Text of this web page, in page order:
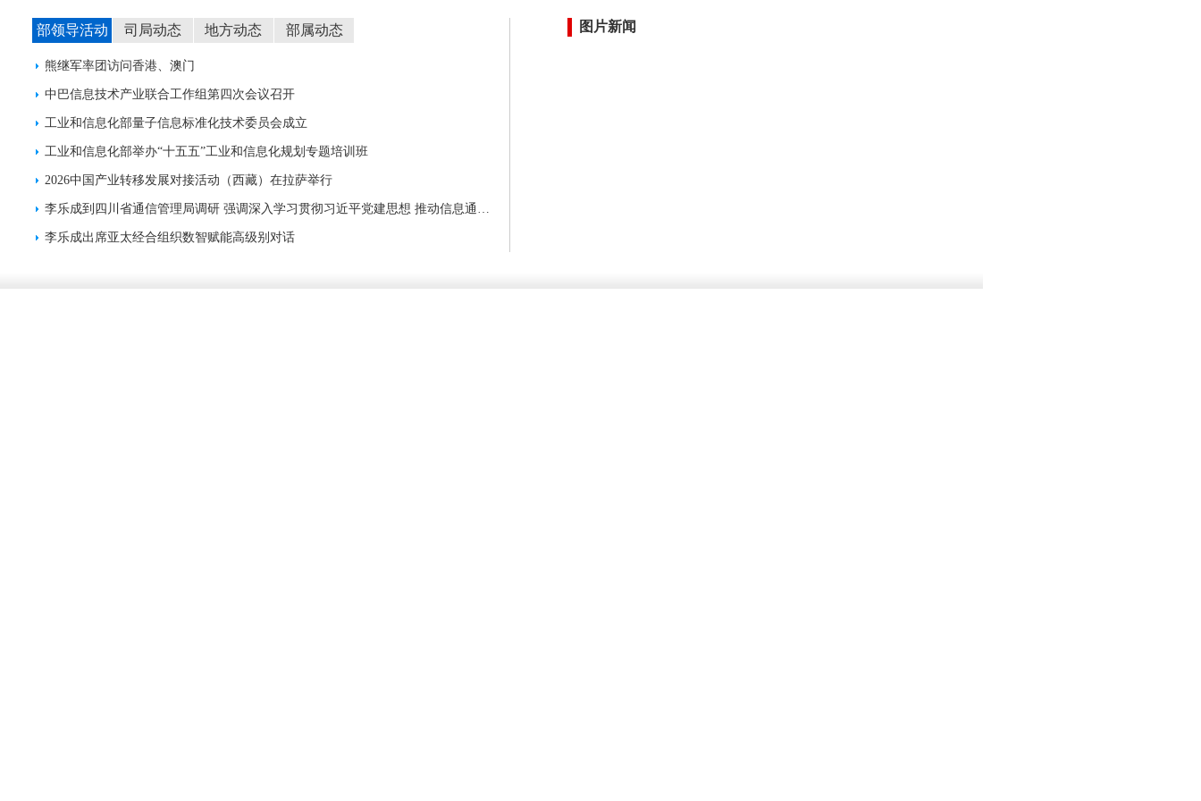
部领导活动 司局动态 地方动态 部属动态
熊继军率团访问香港、澳门
中巴信息技术产业联合工作组第四次会议召开
工业和信息化部量子信息标准化技术委员会成立
工业和信息化部举办“十五五”工业和信息化规划专题培训班
2026中国产业转移发展对接活动（西藏）在拉萨举行
李乐成到四川省通信管理局调研 强调深入学习贯彻习近平党建思想 推动信息通信业高质量发展
李乐成出席亚太经合组织数智赋能高级别对话
图片新闻